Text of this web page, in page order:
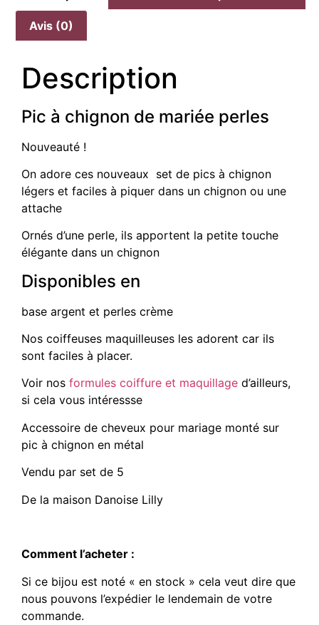
Avis (0)
Description
Pic à chignon de mariée perles
Nouveauté !
On adore ces nouveaux set de pics à chignon
légers et faciles à piquer dans un chignon ou une
attache
Ornés d’une perle, ils apportent la petite touche
élégante dans un chignon
Disponibles en
base argent et perles crème
Nos coiffeuses maquilleuses les adorent car ils
sont faciles à placer.
Voir nos formules coiffure et maquillage d’ailleurs,
si cela vous intéressse
Accessoire de cheveux pour mariage monté sur
pic à chignon en métal
Vendu par set de 5
De la maison Danoise Lilly
Comment l’acheter :
Si ce bijou est noté « en stock » cela veut dire que
nous pouvons l’expédier le lendemain de votre
commande.